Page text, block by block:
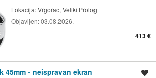
Lokacija:Vrgorac, Veliki Prolog
Objavljen:03.08.2026.
413 €
45mm - neispravan ekran